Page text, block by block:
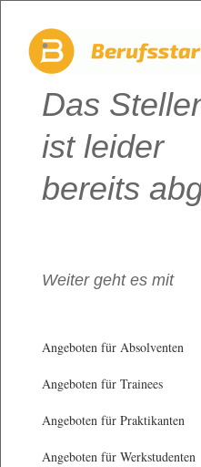
Das
ist leider
bereits
Weiter geht es mit
Angeboten für Absolventen
Angeboten für Trainees
Angeboten für Praktikanten
Angeboten für Werkstudenten